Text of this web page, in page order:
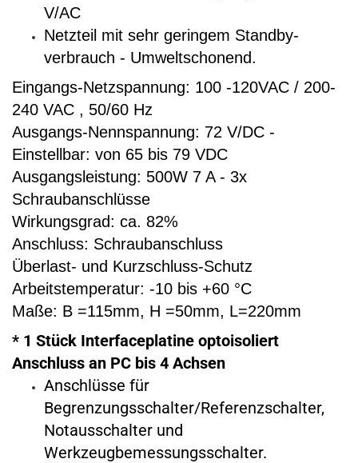
V/AC
Netzteil mit sehr geringem Standby-
verbrauch - Umweltschonend.
Eingangs-Netzspannung: 100 -120VAC / 200-
240 VAC , 50/60 Hz
Ausgangs-Nennspannung: 72 V/DC -
Einstellbar: von 65 bis 79 VDC
Ausgangsleistung: 500W 7 A - 3x
Schraubanschlüsse
Wirkungsgrad: ca. 82%
Anschluss: Schraubanschluss
Überlast- und Kurzschluss-Schutz
Arbeitstemperatur: -10 bis +60 °C
Maße: B =115mm, H =50mm, L=220mm
* 1 Stück Interfaceplatine optoisoliert
Anschluss an PC bis 4 Achsen
Anschlüsse für
Begrenzungsschalter/Referenzschalter,
Notausschalter und
Werkzeugbemessungsschalter.